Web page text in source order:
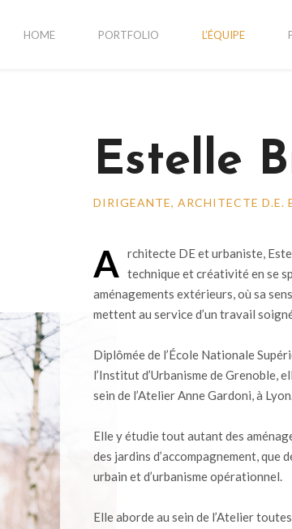
HOME PORTFOLIO L’ÉQUIPE
Estelle
DIRIGEANTE, ARCHITECTE D.E.
A rchitecte DE et urbaniste,
technique et créativité en se
aménagements extérieurs, où sa
mettent au service d’un travail
Diplômée de l’École Nationale
l’Institut d’Urbanisme de Grenoble,
sein de l’Atelier Anne Gardoni, à
Elle y étudie tout autant des
des jardins d’accompagnement, que
urbain et d’urbanisme opérationnel.
Elle aborde au sein de l’Atelier